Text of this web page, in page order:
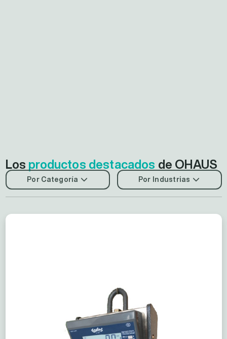
Los productos destacados de OHAUS
Por Categoría Por Industrias